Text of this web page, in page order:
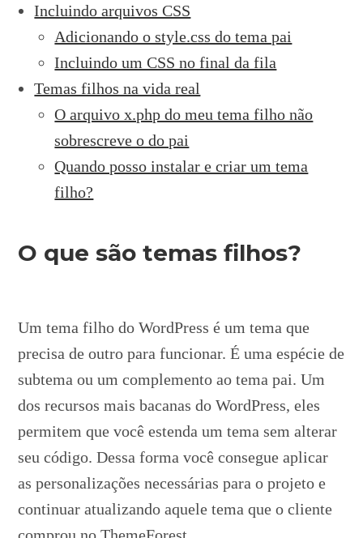
Incluindo arquivos CSS
Adicionando o style.css do tema pai
Incluindo um CSS no final da fila
Temas filhos na vida real
O arquivo x.php do meu tema filho não
sobrescreve o do pai
Quando posso instalar e criar um tema
filho?
O que são temas filhos?
Um tema filho do WordPress é um tema que
precisa de outro para funcionar. É uma espécie de
subtema ou um complemento ao tema pai. Um
dos recursos mais bacanas do WordPress, eles
permitem que você estenda um tema sem alterar
seu código. Dessa forma você consegue aplicar
as personalizações necessárias para o projeto e
continuar atualizando aquele tema que o cliente
comprou no ThemeForest.